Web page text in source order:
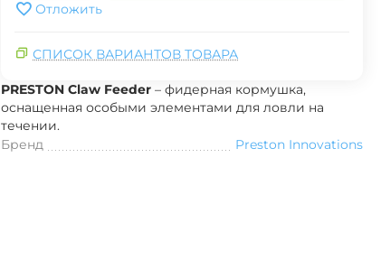
Отложить
СПИСОК ВАРИАНТОВ ТОВАРА
PRESTON Claw Feeder – фидерная кормушка,
оснащенная особыми элементами для ловли на
течении.
Бренд
Preston Innovations